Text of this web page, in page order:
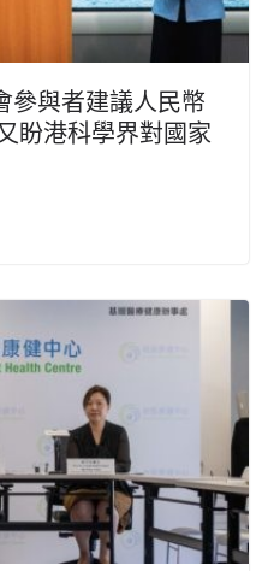
參與者建議人民幣
盼港科學界對國家